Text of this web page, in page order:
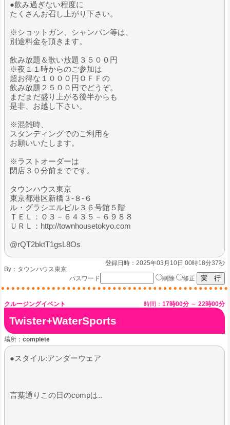
●飲み過ぎない程度に
たくさんお召し上がり下さい。
※ショットガン、シャンパン等は、
別途料金を頂きます。
飲み放題＆歌い放題３５００円
※夜１１時からのご参加は
超お得な１０００円ＯＦＦの
飲み放題２５００円でどうぞ。
まだまだ盛り上がる後半からも
是非、お越し下さい。
※混雑時、
スタンディングでのご利用を
お願いいたします。
※ラストオーダーは
閉店３０分前までです。
タウンハウス東京
東京都港区新橋３-８-６
ル・グラシエルビル３６号館５階
ＴＥＬ：０３－６４３５－６９８８
ＵＲＬ：http://townhousetokyo.com
@rQT2bktT1gsL8Os
登録日時：2025年03月10日 00時18分37秒
By： タウンハウス東京
パスワード
削除 修正
クルージングイベント 時間： 17時00分 ～ 22時00分
Twister+WaterSports
場所： complete
●スタイル:アンダーウェア
​言葉通りこの日のcompは..